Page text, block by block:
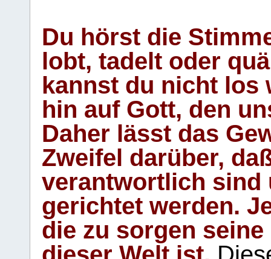
Du hörst die
lobt, tadelt oder
kannst du nicht los
hin auf Gott, den
Daher lässt das
Zweifel darüber,
verantwortlich sind
gerichtet werden.
die zu sorgen